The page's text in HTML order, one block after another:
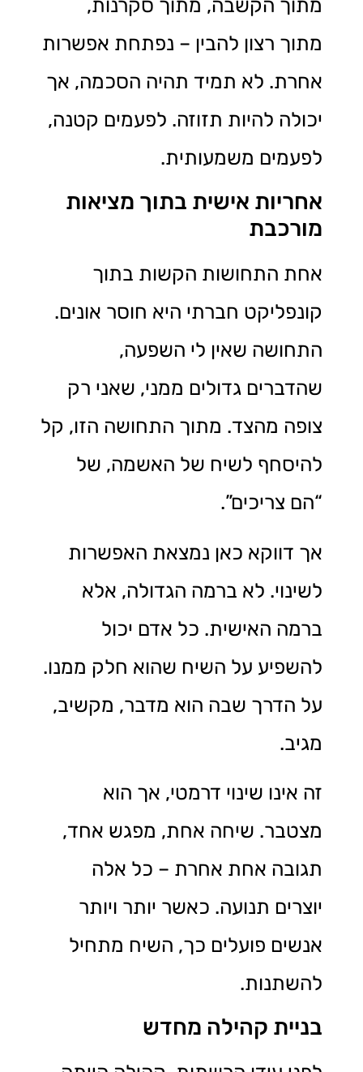
מתוך הקשבה, מתוך סקרנות,
מתוך רצון להבין – נפתחת אפשרות
אחרת. לא תמיד תהיה הסכמה, אך
יכולה להיות תזוזה. לפעמים קטנה,
לפעמים משמעותית.
אחריות אישית בתוך מציאות
מורכבת
אחת התחושות הקשות בתוך
קונפליקט חברתי היא חוסר אונים.
התחושה שאין לי השפעה,
שהדברים גדולים ממני, שאני רק
צופה מהצד. מתוך התחושה הזו, קל
להיסחף לשיח של האשמה, של
“הם צריכים”.
אך דווקא כאן נמצאת האפשרות
לשינוי. לא ברמה הגדולה, אלא
ברמה האישית. כל אדם יכול
להשפיע על השיח שהוא חלק ממנו.
על הדרך שבה הוא מדבר, מקשיב,
מגיב.
זה אינו שינוי דרמטי, אך הוא
מצטבר. שיחה אחת, מפגש אחד,
תגובה אחת אחרת – כל אלה
יוצרים תנועה. כאשר יותר ויותר
אנשים פועלים כך, השיח מתחיל
להשתנות.
בניית קהילה מחדש